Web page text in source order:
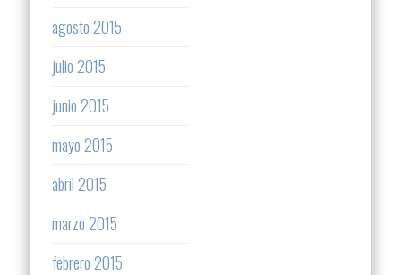
agosto 2015
julio 2015
junio 2015
mayo 2015
abril 2015
marzo 2015
febrero 2015